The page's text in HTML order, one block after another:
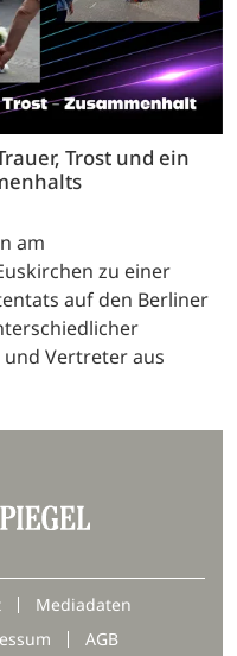
Trost und ein
am
zu einer
auf den Berliner
Vertreter aus
Mediadaten
AGB